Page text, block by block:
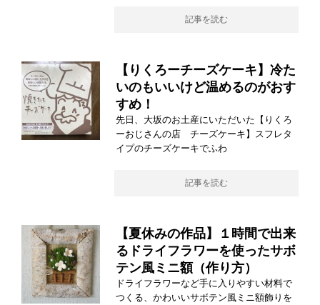
記事を読む
【りくろーチーズケーキ】冷た
いのもいいけど温めるのがおす
すめ！
先日、大坂のお土産にいただいた【りくろ
ーおじさんの店 チーズケーキ】スフレタ
イプのチーズケーキでふわ
記事を読む
【夏休みの作品】１時間で出来
るドライフラワーを使ったサボ
テン風ミニ額（作り方）
ドライフラワーなど手に入りやすい材料で
つくる、かわいいサボテン風ミニ額飾りを